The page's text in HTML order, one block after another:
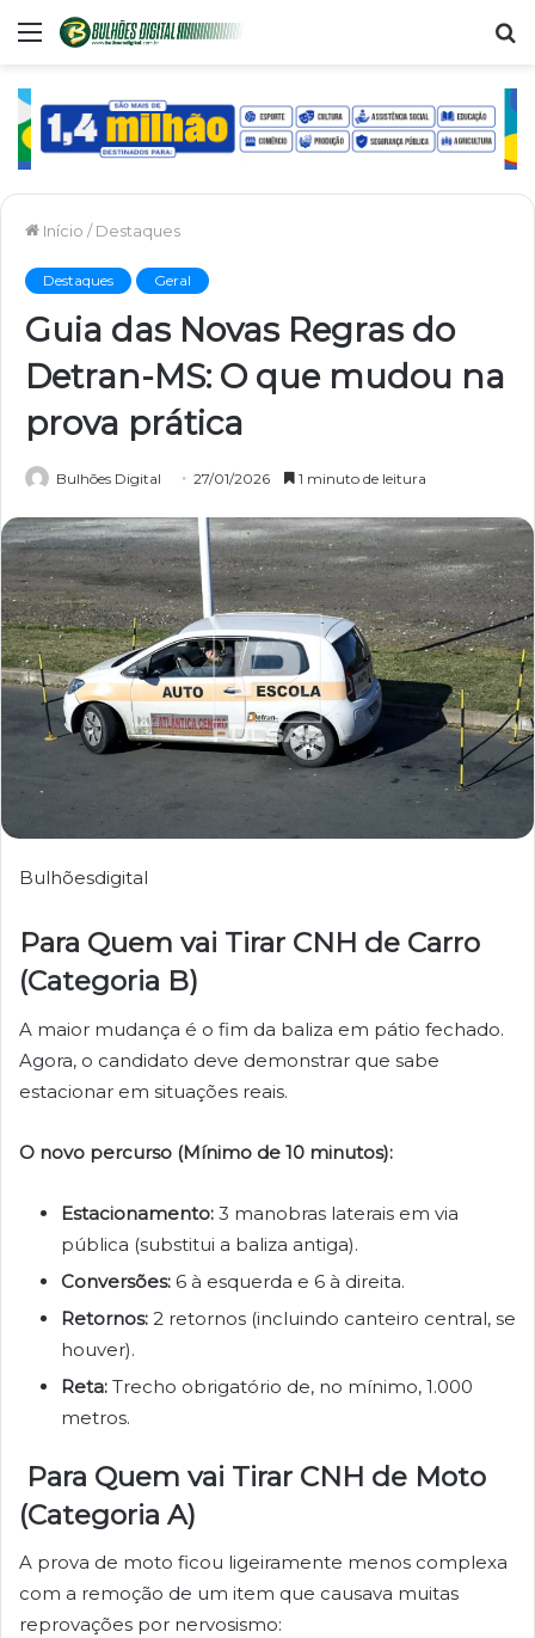
Menu
Início / Destaques
Destaques Geral
Guia das Novas Regras do
Detran-MS: O que mudou na
prova prática
Bulhões Digital 27/01/2026 1 minuto de leitura
Bulhõesdigital
Para Quem vai Tirar CNH de Carro
(Categoria B)
A maior mudança é o fim da baliza em pátio fechado.
Agora, o candidato deve demonstrar que sabe
estacionar em situações reais.
O novo percurso (Mínimo de 10 minutos):
Estacionamento: 3 manobras laterais em via
pública (substitui a baliza antiga).
Conversões: 6 à esquerda e 6 à direita.
Retornos: 2 retornos (incluindo canteiro central, se
houver).
Reta: Trecho obrigatório de, no mínimo, 1.000
metros.
Para Quem vai Tirar CNH de Moto
(Categoria A)
A prova de moto ficou ligeiramente menos complexa
com a remoção de um item que causava muitas
reprovações por nervosismo: